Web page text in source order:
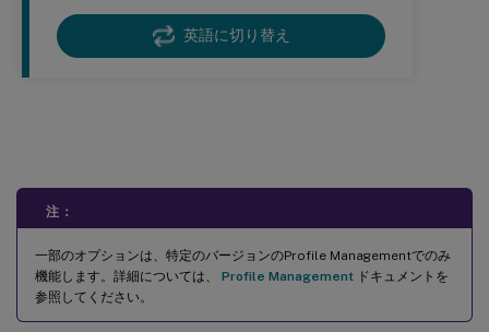
英語に切り替え
注：
一部のオプションは、特定のバージョンのProfile Managementでのみ
機能します。詳細については、 Profile Management ドキュメントを
参照してください。
ストリーム配信ユーザープロファイル